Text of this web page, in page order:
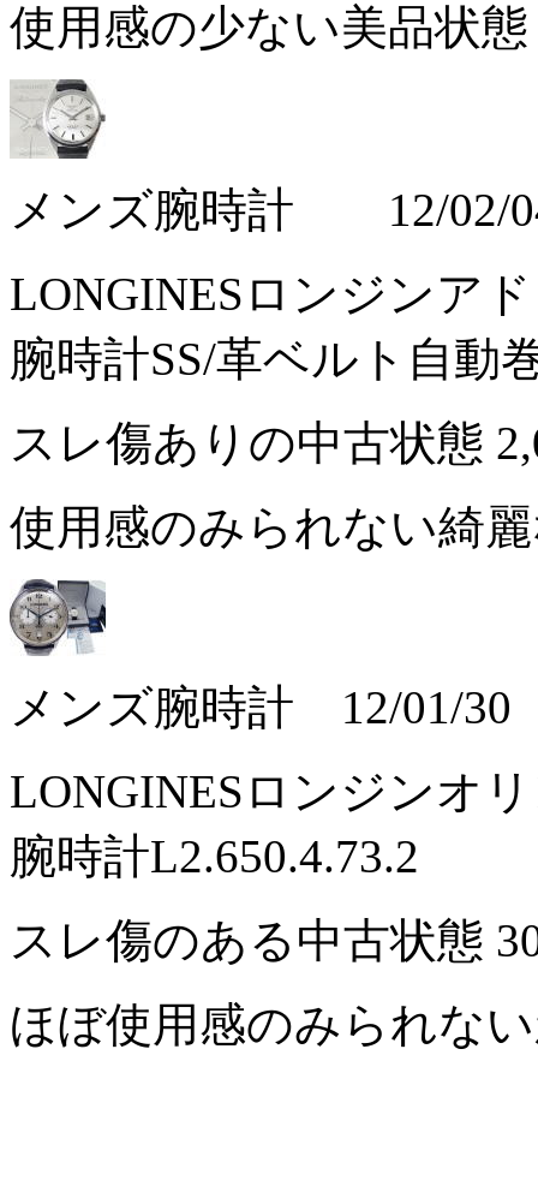
使用感の少ない美品状
メンズ腕時計 12/02/
LONGINESロンジンア
腕時計SS/革ベルト自動
スレ傷ありの中古状態
使用感のみられない綺
メンズ腕時計 12/01/30
LONGINESロンジンオ
腕時計L2.650.4.73.2
スレ傷のある中古状態
ほぼ使用感のみられな